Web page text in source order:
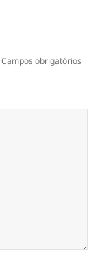
Campos obrigatórios